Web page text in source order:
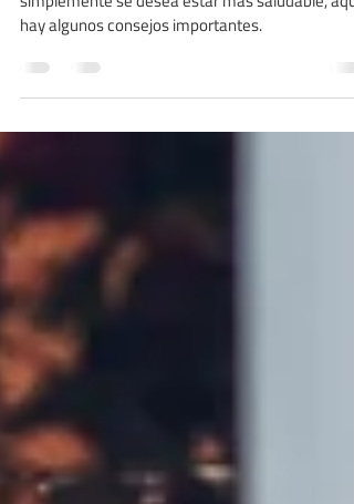
Si bajar algunos kilos es una prioridad en la lista, o
hay algunos consejos importantes.